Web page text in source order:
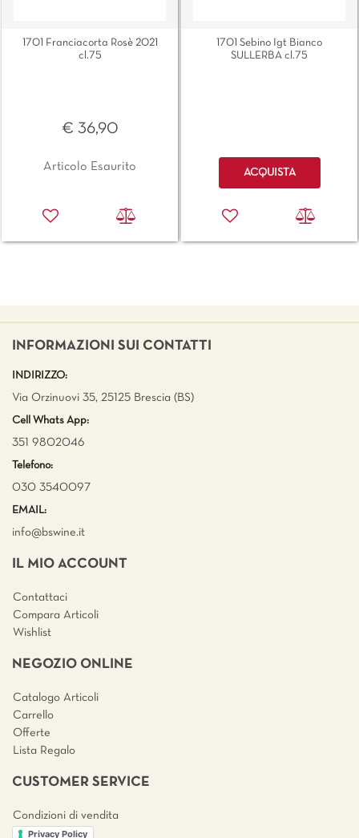
1701 Franciacorta Rosè 2021
cl.75
€ 36,90
Articolo Esaurito
1701 Sebino Igt Bianco
SULLERBA cl.75
Quantità
ACQUISTA
INFORMAZIONI SUI CONTATTI
INDIRIZZO:
Via Orzinuovi 35, 25125 Brescia (BS)
Cell Whats App:
351 9802046
Telefono:
030 3540097
EMAIL:
info@bswine.it
IL MIO ACCOUNT
Contattaci
Compara Articoli
Wishlist
NEGOZIO ONLINE
Catalogo Articoli
Carrello
Offerte
Lista Regalo
CUSTOMER SERVICE
Condizioni di vendita
Privacy Policy